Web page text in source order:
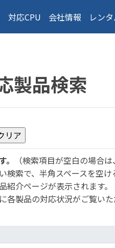
対応CPU 会社情報 レン
製品検索
（検索項目が空白の場合
索で、半角スペースを空け
介ページが表示されます。
製品の対応状況がご覧いた